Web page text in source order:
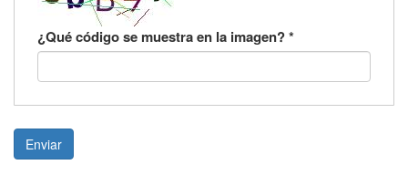
¿Qué código se muestra en la imagen?*
Enviar